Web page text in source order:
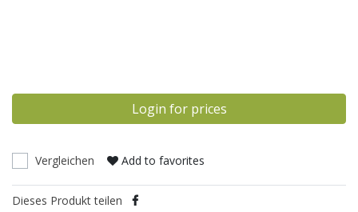
Login for prices
Vergleichen Add to favorites
Dieses Produkt teilen